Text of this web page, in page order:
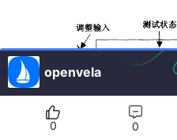
openvela
0 0